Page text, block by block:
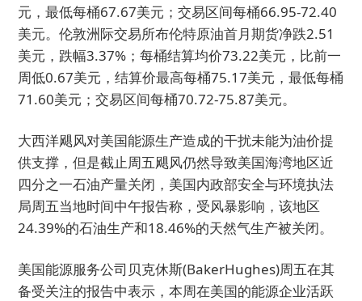
元，最低每桶67.67美元；交易区间每桶66.95-72.40
美元。伦敦洲际交易所布伦特原油首月期货净跌2.51
美元，跌幅3.37%；每桶结算均价73.22美元，比前一
周低0.67美元，结算价最高每桶75.17美元，最低每桶
71.60美元；交易区间每桶70.72-75.87美元。
大西洋飓风对美国能源生产造成的干扰未能为油价提
供支撑，但是截止周五飓风仍然导致美国海湾地区近
四分之一石油产量关闭，美国内政部安全与环境执法
局周五当地时间中午报告称，受风暴影响，该地区
24.39%的石油生产和18.46%的天然气生产被关闭。
美国能源服务公司贝克休斯(BakerHughes)周五在其
备受关注的报告中表示，本周在美国的能源企业活跃